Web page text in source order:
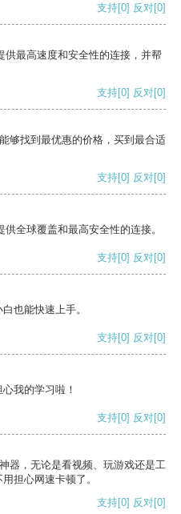
支持[0] 反对[0]
最高速度和安全性的连接，并帮
支持[0] 反对[0]
够找到最优惠的价格，买到最合适
支持[0] 反对[0]
全球覆盖和最高安全性的连接。
支持[0] 反对[0]
也能快速上手。
支持[0] 反对[0]
我的学习啦！
支持[0] 反对[0]
器，无论是看视频、玩游戏还是工
担心网速卡顿了。
支持[0] 反对[0]